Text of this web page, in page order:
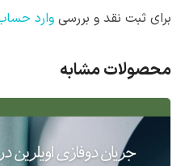
برای ثبت نقد و بررسیوارد
محصولات مشابه